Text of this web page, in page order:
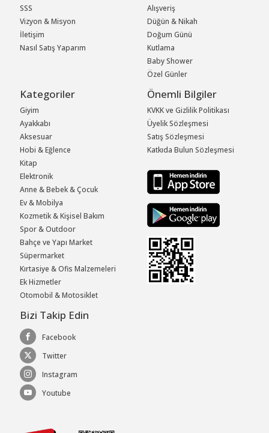
SSS
Vizyon & Misyon
İletişim
Nasıl Satış Yaparım
Alışveriş
Düğün & Nikah
Doğum Günü
Kutlama
Baby Shower
Özel Günler
Kategoriler
Giyim
Ayakkabı
Aksesuar
Hobi & Eğlence
Kitap
Elektronik
Anne & Bebek & Çocuk
Ev & Mobilya
Kozmetik & Kişisel Bakım
Spor & Outdoor
Bahçe ve Yapı Market
Süpermarket
Kırtasiye & Ofis Malzemeleri
Ek Hizmetler
Otomobil & Motosiklet
Önemli Bilgiler
KVKK ve Gizlilik Politikası
Üyelik Sözleşmesi
Satış Sözleşmesi
Katkıda Bulun Sözleşmesi
Bizi Takip Edin
Facebook
Twitter
Instagram
Youtube